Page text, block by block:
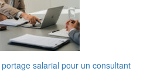
salarial pour un consultant